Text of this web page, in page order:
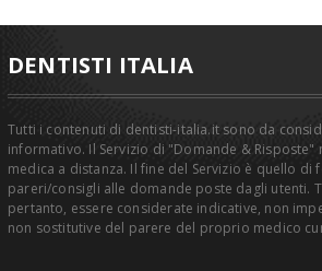
DENTISTI ITALIA
Tutti i contenuti di dentisti-italia.it sono da
informativo. Il Servizio di "Domande & Risposte"
medica a distanza. Il fine del Servizio è quello di
pareri/consigli alle domande poste dagli utenti.
pertanto, essere considerate indicative, non
non sostitutive del parere del proprio medico